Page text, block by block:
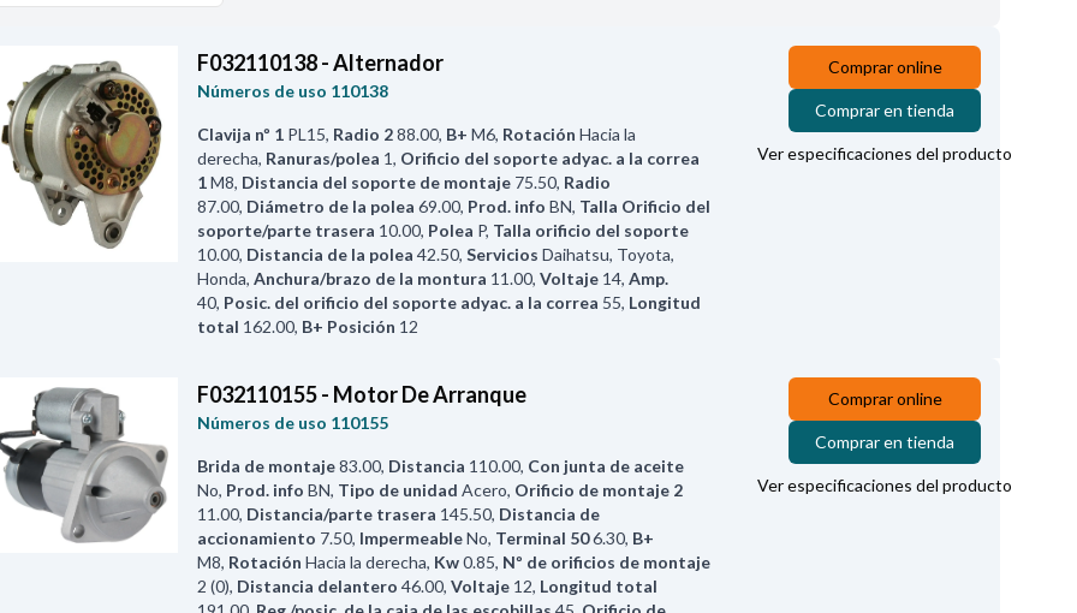
F032110138 - Alternador
Números de uso 110138
Clavija nº 1 PL15, Radio 288.00, B+ M6, Rotación Hacia la
derecha, Ranuras/polea 1, Orificio del soporte adyac. a la correa
1M8, Distancia del soporte de montaje 75.50, Radio
87.00, Diámetro de la polea 69.00, Prod. info BN, Talla Orificio del
soporte/parte trasera 10.00, Polea P, Talla orificio del soporte
10.00, Distancia de la polea 42.50, Servicios Daihatsu, Toyota,
Honda, Anchura/brazo de la montura 11.00, Voltaje 14, Amp.
40, Posic. del orificio del soporte adyac. a la correa 55, Longitud
total 162.00, B+ Posición 12
Comprar online
Comprar en tienda
Ver especificaciones del producto
F032110155 - Motor De Arranque
Números de uso 110155
Brida de montaje83.00, Distancia 110.00, Con junta de aceite
No, Prod. info BN, Tipo de unidad Acero, Orificio de montaje 2
11.00, Distancia/parte trasera 145.50, Distancia de
accionamiento 7.50, ImpermeableNo, Terminal 506.30, B+
M8, Rotación Hacia la derecha, Kw0.85, Nº de orificios de montaje
2 (0), Distancia delantero 46.00, Voltaje 12, Longitud total
Comprar online
Comprar en tienda
Ver especificaciones del producto